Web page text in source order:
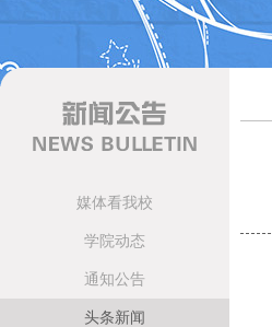
媒体看我校
学院动态
通知公告
头条新闻